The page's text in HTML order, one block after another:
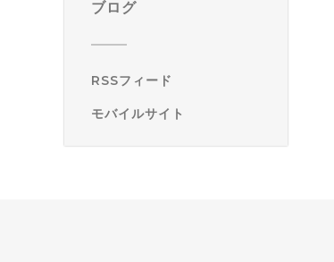
ブログ
RSSフィード
モバイルサイト